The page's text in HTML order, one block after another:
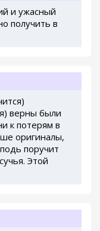
и ужасный
получить в
верны были
к потерям в
оригиналы,
поручит
Этой